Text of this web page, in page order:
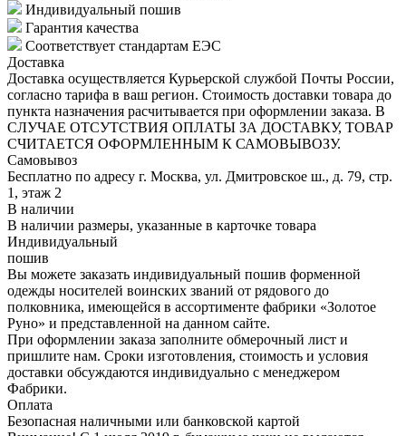
Индивидуальный пошив
Гарантия качества
Соответствует стандартам ЕЭС
Доставка
Доставка осуществляется Курьерской службой Почты России,
согласно тарифа в ваш регион. Стоимость доставки товара до
пункта назначения расчитывается при оформлении заказа. В
СЛУЧАЕ ОТСУТСТВИЯ ОПЛАТЫ ЗА ДОСТАВКУ, ТОВАР
СЧИТАЕТСЯ ОФОРМЛЕННЫМ К САМОВЫВОЗУ.
Самовывоз
Бесплатно по адресу г. Москва, ул. Дмитровское ш., д. 79, стр.
1, этаж 2
В наличии
В наличии размеры, указанные в карточке товара
Индивидуальный
пошив
Вы можете заказать индивидуальный пошив форменной
одежды носителей воинских званий от рядового до
полковника, имеющейся в ассортименте фабрики «Золотое
Руно» и представленной на данном сайте.
При оформлении заказа заполните обмерочный лист и
пришлите нам. Сроки изготовления, стоимость и условия
доставки обсуждаются индивидуально с менеджером
Фабрики.
Оплата
Безопасная наличными или банковской картой